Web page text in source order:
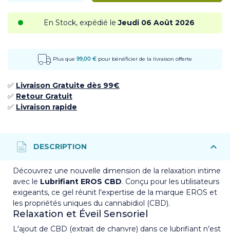
En Stock, expédié leJeudi 06 Août 2026
Plus que 99,00 € pour bénéficier de la livraison offerte
✅ Livraison Gratuite dès 99€
✅ ​ Retour Gratuit
✅​ Livraison rapide
Découvrez une nouvelle dimension de la relaxation intime
avec le Lubrifiant EROS CBD. Conçu pour les utilisateurs
exigeants, ce gel réunit l'expertise de la marque EROS et
les propriétés uniques du cannabidiol (CBD).
Relaxation et Éveil Sensoriel
L'ajout de CBD (extrait de chanvre) dans ce lubrifiant n'est